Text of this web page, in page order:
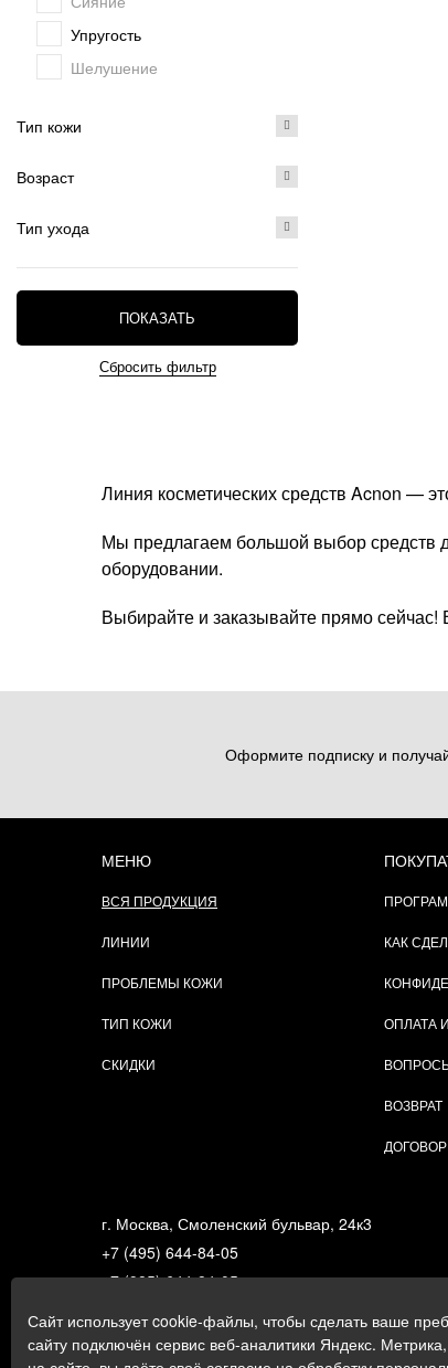
Упругость
Шелушение
Тип кожи
Возраст
Тип ухода
ПОКАЗАТЬ
Линия косметических средств Acnon —
Мы предлагаем большой выбор средств
оборудовании.
Выбирайте и заказывайте прямо
Оформите подписку и
МЕНЮ
ВСЯ ПРОДУКЦИЯ
ЛИНИИ
ПРОБЛЕМЫ КОЖИ
ТИП КОЖИ
СКИДКИ
КАК
ОПЛАТА
ВОЗВРАТ
г. Москва, Смоленский бульвар, 24к3
+7 (495) 644-84-05
+7 (985) 644-84-05
zakaz@gigi.ru
Политика в отношении обработки
Сайт использует cookie-файлы, чтобы сделать ваше
сайту подключён сервис веб-аналитики Яндекс.